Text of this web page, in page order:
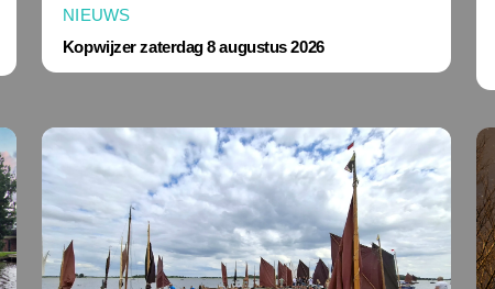
NIEUWS
Kopwijzer zaterdag 8 augustus 2026